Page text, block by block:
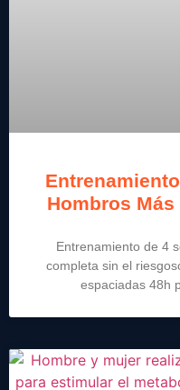
Hombros
Entrenamiento de 4
completa sin el
espaciadas 48h